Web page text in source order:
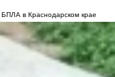
в Краснодарском крае